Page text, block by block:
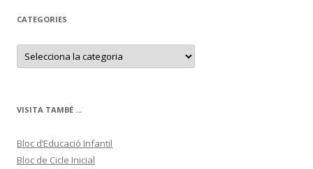
CATEGORIES
C
t
r
i
VISITA TAMBÉ ...
Bloc d’Educació Infantil
Bloc de Cicle Inicial